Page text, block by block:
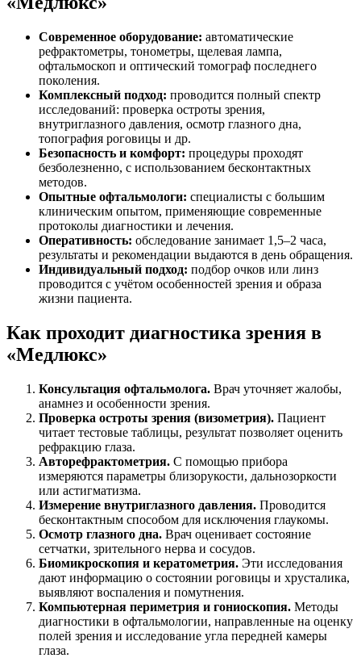
Современное оборудование: автоматические
рефрактометры, тонометры, щелевая лампа,
офтальмоскоп и оптический томограф последнего
поколения.
Комплексный подход: проводится полный спектр
исследований: проверка остроты зрения,
внутриглазного давления, осмотр глазного дна,
топография роговицы и др.
Безопасность и комфорт: процедуры проходят
безболезненно, с использованием бесконтактных
методов.
Опытные офтальмологи: специалисты с большим
клиническим опытом, применяющие современные
протоколы диагностики и лечения.
Оперативность: обследование занимает 1,5–2 часа,
результаты и рекомендации выдаются в день обращения.
Индивидуальный подход: подбор очков или линз
проводится с учётом особенностей зрения и образа
жизни пациента.
Как проходит диагностика зрения в
«Медлюкс»
Консультация офтальмолога. Врач уточняет жалобы,
анамнез и особенности зрения.
Проверка остроты зрения (визометрия). Пациент
читает тестовые таблицы, результат позволяет оценить
рефракцию глаза.
Авторефрактометрия. С помощью прибора
измеряются параметры близорукости, дальнозоркости
или астигматизма.
Измерение внутриглазного давления. Проводится
бесконтактным способом для исключения глаукомы.
Осмотр глазного дна. Врач оценивает состояние
сетчатки, зрительного нерва и сосудов.
Биомикроскопия и кератометрия. Эти исследования
дают информацию о состоянии роговицы и хрусталика,
выявляют воспаления и помутнения.
Компьютерная периметрия и гониоскопия. Методы
диагностики в офтальмологии, направленные на оценку
полей зрения и исследование угла передней камеры
глаза.